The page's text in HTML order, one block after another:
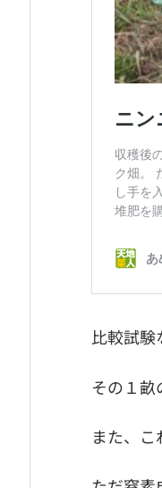
比較試験
その１畝
また、